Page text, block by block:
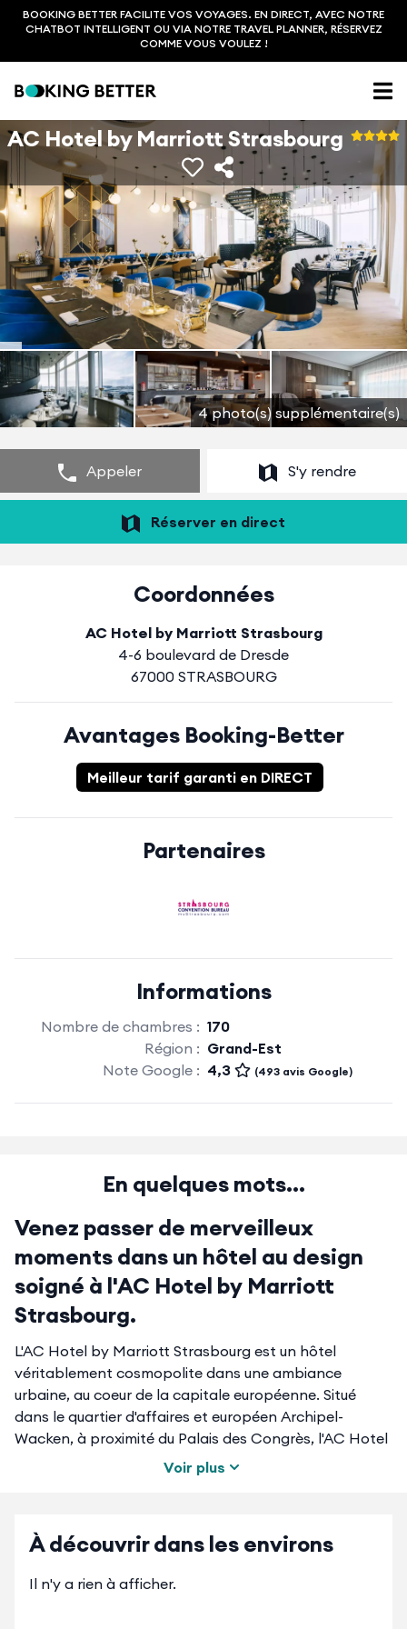
BOOKING BETTER FACILITE VOS VOYAGES. EN DIRECT, AVEC NOTRE
CHATBOT INTELLIGENT OU VIA NOTRE TRAVEL PLANNER, RÉSERVEZ
COMME VOUS VOULEZ !
4 photo(s) supplémentaire(s)
AC Hotel by Marriott Strasbourg
Appeler S'y rendre
Réserver en direct
Coordonnées
AC Hotel by Marriott Strasbourg
4-6 boulevard de Dresde
67000 STRASBOURG
Avantages Booking-Better
Meilleur tarif garanti en DIRECT
Partenaires
Informations
Nombre de chambres : 170
Région : Grand-Est
Note Google : 4,3 (493 avis Google)
En quelques mots...
Venez passer de merveilleux
moments dans un hôtel au design
soigné à l'AC Hotel by Marriott
Strasbourg.
L'AC Hotel by Marriott Strasbourg est un hôtel
véritablement cosmopolite dans une ambiance
urbaine, au coeur de la capitale européenne. Situé
dans le quartier d'affaires et européen Archipel-
Wacken, à proximité du Palais des Congrès, l'AC Hotel
by Marriott Strasbourg est l'endroit idéal pour
travailler. Vous serez les bienvenus à l'AC Hotel by
situé à 15 minutes en tramway de la gare de
ville.
Voir plus
À découvrir dans les environs
Il n'y a rien à afficher.